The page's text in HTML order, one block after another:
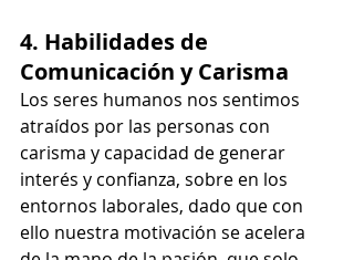
4. Habilidades de
Comunicación y Carisma
Los seres humanos nos sentimos
atraídos por las personas con
carisma y capacidad de generar
interés y confianza, sobre en los
entornos laborales, dado que con
ello nuestra motivación se acelera